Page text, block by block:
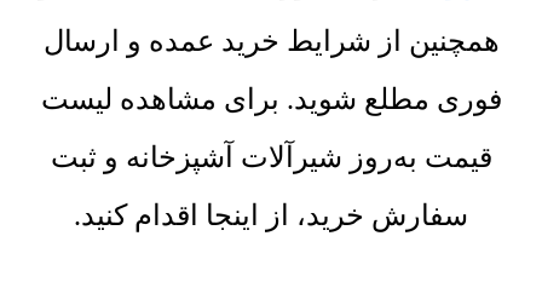
همچنین از شرایط خرید عمده و ارسال
فوری مطلع شوید. برای مشاهده لیست
قیمت به‌روز شیرآلات آشپزخانه و ثبت
سفارش خرید، از اینجا اقدام کنید.